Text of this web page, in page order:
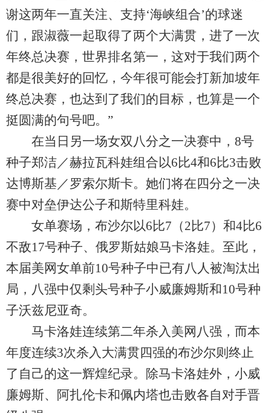
谢这两年一直关注、支持‘海峡组合’的球迷
们，跟淑薇一起取得了两个大满贯，进了一次
年终总决赛，世界排名第一，这对于我们两个
都是很美好的回忆，今年很可能会打新加坡年
终总决赛，也达到了我们的目标，也算是一个
挺圆满的句号吧。”
在当日另一场女双八分之一决赛中，8号
种子郑洁／赫拉瓦科娃组合以6比4和6比3击败
达博斯基／罗索尔斯卡。她们将在四分之一决
赛中对垒伊达公子和斯特里科娃。
女单赛场，布沙尔以6比7（2比7）和4比6
不敌17号种子、俄罗斯姑娘马卡洛娃。至此，
本届美网女单前10号种子中已有八人被淘汰出
局，八强中仅剩头号种子小威廉姆斯和10号种
子沃兹尼亚奇。
马卡洛娃连续第二年杀入美网八强，而本
年度连续3次杀入大满贯四强的布沙尔则终止
了自己的这一辉煌纪录。除马卡洛娃外，小威
廉姆斯、阿扎伦卡和佩内塔也击败各自对手晋